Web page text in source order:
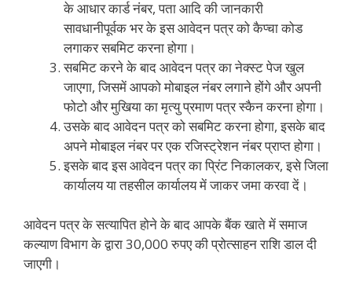
के आधार कार्ड नंबर, पता आदि की जानकारी
सावधानीपूर्वक भर के इस आवेदन पत्र को कैप्चा कोड
लगाकर सबमिट करना होगा।
सबमिट करने के बाद आवेदन पत्र का नेक्स्ट पेज खुल
जाएगा, जिसमें आपको मोबाइल नंबर लगाने होंगे और अपनी
फोटो और मुखिया का मृत्यु प्रमाण पत्र स्कैन करना होगा।
उसके बाद आवेदन पत्र को सबमिट करना होगा, इसके बाद
अपने मोबाइल नंबर पर एक रजिस्ट्रेशन नंबर प्राप्त होगा।
इसके बाद इस आवेदन पत्र का प्रिंट निकालकर, इसे जिला
कार्यालय या तहसील कार्यालय में जाकर जमा करवा दें।
आवेदन पत्र के सत्यापित होने के बाद आपके बैंक खाते में समाज
कल्याण विभाग के द्वारा 30,000 रुपए की प्रोत्साहन राशि डाल दी
जाएगी।